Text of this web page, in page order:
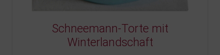
Schneemann-Torte mit
Winterlandschaft